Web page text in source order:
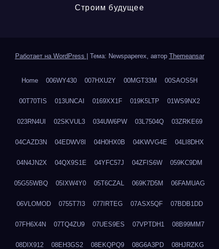
Строим будущее
Работает на WordPress Тема: Newspaperex, автор Themeansar
Home 006WY430 007HXU2Y 00MGT33M 00SAOS5H
00T70TIS 013UNCAI 0169XX1F 019K5LTP 01WS9NX2
023RN4UI 02SKVUL3 034UW6PW 03L7504Q 03ZRKE69
04CAZD3N 04EDWV8I 04H0HX0B 04KWVG4E 04LI8DHX
04N4JN2X 04QX9S1E 04YFC57J 04ZFIS6W 059KC9DM
05G55WBQ 05IXW4Y0 05T6CZAL 069K7D5M 06FAMUAG
06VLOMOD 0755T7I3 077IRTEG 07ASX5QF 07BDB1DD
07FH6X4N 07TQ4ZU9 07UES9ES 07VPTDH1 08B99MM7
08DIX912 08EH3GS2 08EKQPQ9 08G6A3PD 08HJRZKG